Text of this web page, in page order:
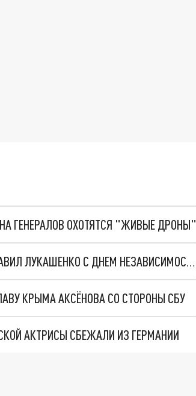
ГЕНЕРАЛОВ ОХОТЯТСЯ "ЖИВЫЕ ДРОНЫ"
"УЗЫ БРАТСКОЙ ДРУЖБЫ: ПУТИН СЕРДЕЧНО ПОЗДРАВИЛ ЛУКАШЕНКО С ДНЕМ НЕЗАВИСИМОСТИ БЕЛОРУССИИ
КРЫМА АКСЁНОВА СО СТОРОНЫ СБУ
АКТРИСЫ СБЕЖАЛИ ИЗ ГЕРМАНИИ